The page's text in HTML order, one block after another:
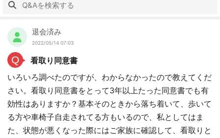
退会済み
2022/05/14 07:03
Q
看取り同意書
いろいろ調べたのですが、わからなかったので教えてくだ
さい。看取り同意書をとって3年以上たった同意書でも有
効性はありますか？基本そのときから落ち着いて、歩いて
る方や車椅子自走されてる方もいるので、私としてはま
た、状態が悪くなった際にはご家族に確認して、看取りと